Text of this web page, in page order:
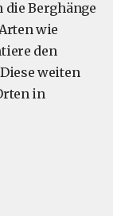
die Berghänge
wie
den
weiten
in